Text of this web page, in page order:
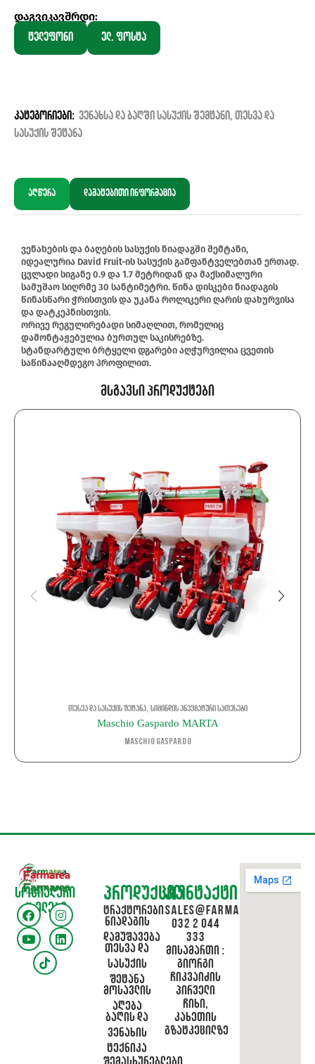
დაგვიკავშრდი:
ტელეფონი
ელ. ფოსტა
კატეგორიები: ვენახსა და ბაღში სასუქის შემტანი, თესვა და
სასუქის შეტანა
აღწერა დამატებითი ინფორმაცია
ვენახების და ბაღების სასუქის ნიადაგში შემტანი,
იდეალურია David Fruit-ის სასუქის გამფანტველებთან ერთად.
ცვლადი სიგანე 0.9 და 1.7 მეტრიდან და მაქსიმალური
სამუშაო სიღრმე 30 სანტიმეტრი. წინა დისკები ნიადაგის
წინასწარი ჭრისთვის და უკანა როლიკერი ღარის დახურვისა
და დატკეპნისთვის.
ორივე რეგულირებადი სიმაღლით, რომელიც
დამონტაჟებულია ბურთულ საკისრებზე.
სტანდარტული ბრტყელი დგარები აღჭურვილია ცვეთის
საწინააღმდეგო პროფილით.
Მსგავსი Პროდუქტები
თესვა და სასუქის შეტანა, სიმინდის პნევმატური სათესები
Maschio Gaspardo MARTA
Maschio Gaspardo
სოციალური
ქსელები
პროდუქცია
ტრაქტორები
ნიადაგის
დამუშავება
თესვა და
სასუქის
შეტანა
მოსავლის
აღება
ბაღის და
ვენახის
ტექნიკა
კონტაქტი
sales@farmarea.ge
032 2 044
333
მისამართი :
გიორგი
ჩიკვაიძის
პირველი
ჩიხი,
კახეთის
გზატკეცილზე